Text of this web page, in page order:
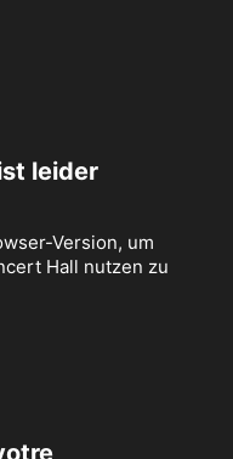
leider
Version, um
Hall nutzen zu